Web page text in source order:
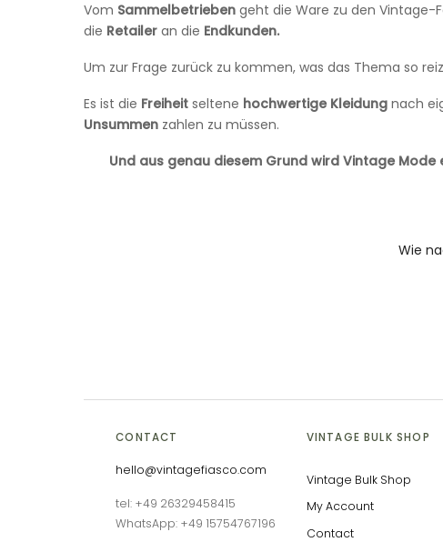
Vom Sammelbetrieben geht die Ware zu den Vintage-
die Retailer an die Endkunden.
Um zur Frage zurück zu kommen, was das Thema so
Es ist die Freiheit seltene hochwertige Kleidung nach
Unsummen zahlen zu müssen.
Und aus genau diesem Grund wird Vintage
Wie
CONTACT
hello@vintagefiasco.com
tel: +49 26329458415
WhatsApp: +49 15754767196
VINTAGE BULK SHOP
Vintage Bulk Shop
My Account
Contact